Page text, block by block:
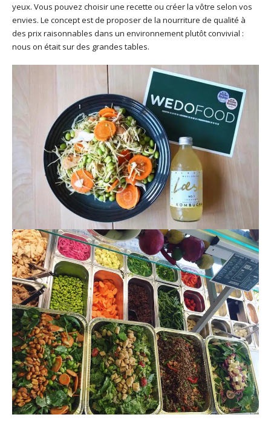
yeux. Vous pouvez choisir une recette ou créer la vôtre selon vos
envies. Le concept est de proposer de la nourriture de qualité à
des prix raisonnables dans un environnement plutôt convivial :
nous on était sur des grandes tables.